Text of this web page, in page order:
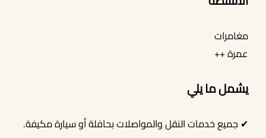
مغامرات
عمرة ++
يشمل ما يلي
✔ جميع خدمات النقل والمواصلات بحافلة أو سيارة مكيفة.